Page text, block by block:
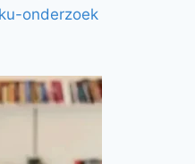
onderzoek